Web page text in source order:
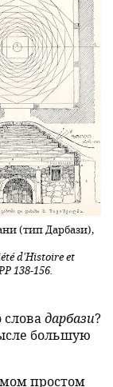
(тип Дарбази),
d'Histoire et
138-156.
дарбази?
большую
простом